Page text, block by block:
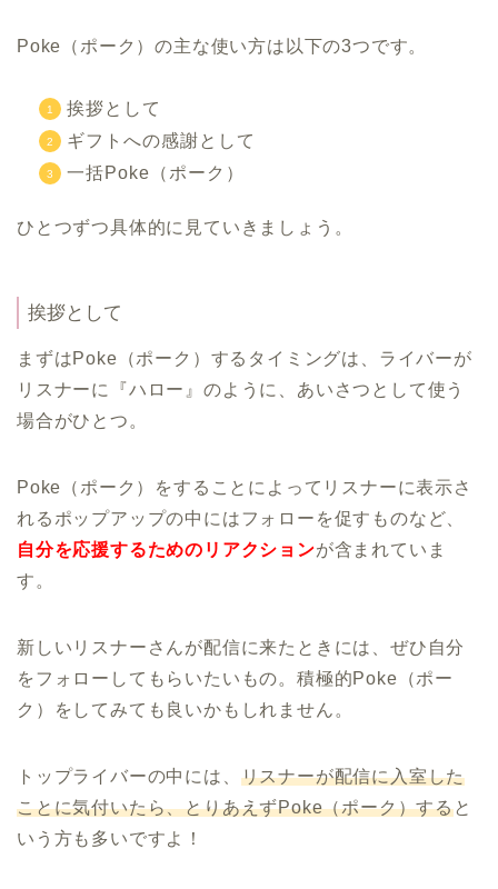
Poke（ポーク）の主な使い方は以下の3つです。
挨拶として
ギフトへの感謝として
一括Poke（ポーク）
ひとつずつ具体的に見ていきましょう。
挨拶として
まずはPoke（ポーク）するタイミングは、ライバーが
リスナーに『ハロー』のように、あいさつとして使う
場合がひとつ。
Poke（ポーク）をすることによってリスナーに表示さ
れるポップアップの中にはフォローを促すものなど、
自分を応援するためのリアクションが含まれていま
す。
新しいリスナーさんが配信に来たときには、ぜひ自分
をフォローしてもらいたいもの。積極的Poke（ポー
ク）をしてみても良いかもしれません。
トップライバーの中には、 リスナーが配信に入室した
ことに気付いたら、とりあえずPoke（ポーク）すると
いう方も多いですよ！